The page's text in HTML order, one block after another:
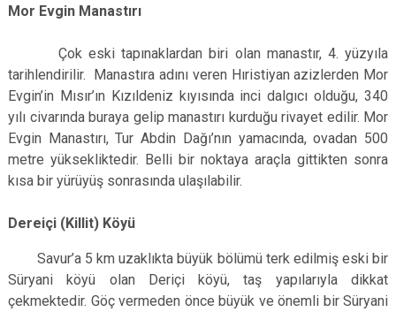
Mor Evgin Manastırı
Çok eski tapınaklardan biri olan manastır, 4. yüzyıla
tarihlendirilir. Manastıra adını veren Hıristiyan azizlerden Mor
Evgin’in Mısır’ın Kızıldeniz kıyısında inci dalgıcı olduğu, 340
yılı civarında buraya gelip manastırı kurduğu rivayet edilir. Mor
Evgin Manastırı, Tur Abdin Dağı’nın yamacında, ovadan 500
metre yüksekliktedir. Belli bir noktaya araçla gittikten sonra
kısa bir yürüyüş sonrasında ulaşılabilir.
Dereiçi (Killit) Köyü
Savur’a 5 km uzaklıkta büyük bölümü terk edilmiş eski bir
Süryani köyü olan Deriçi köyü, taş yapılarıyla dikkat
çekmektedir. Göç vermeden önce büyük ve önemli bir Süryani